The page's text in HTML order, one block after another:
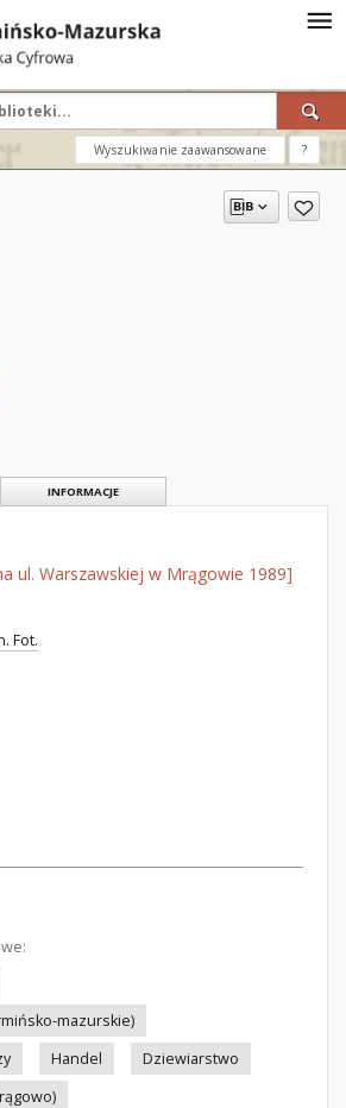
Wyszukiwanie zaawansowane ?
INFORMACJE
ul. Warszawskiej w Mrągowie 1989]
Fot.
mazurskie)
Handel
Dziewiarstwo